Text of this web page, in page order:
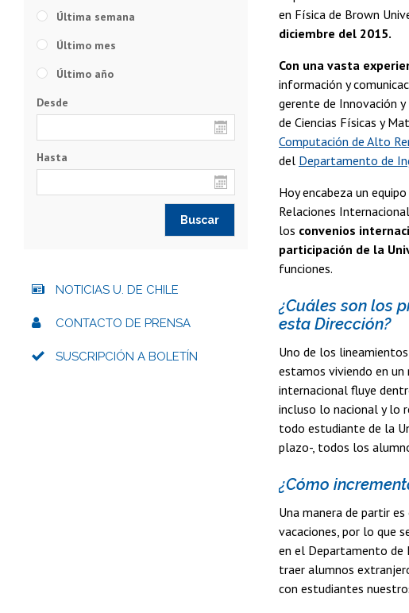
en Física de Brown
diciembre del 2015.
Con una vasta
información y
gerente de Innovación
de Ciencias Físicas y
Computación de Alto
del Departamento de
Hoy encabeza un
Relaciones
los convenios
participación de la
funciones.
¿Cuáles son los
esta Dirección?
Uno de los
estamos viviendo en
internacional fluye
incluso lo nacional y lo
todo estudiante de la
plazo-, todos los
¿Cómo
Una manera de partir
vacaciones, por lo que
en el Departamento de
traer alumnos
con estudiantes
Última semana
Último mes
Último año
Desde
Hasta
NOTICIAS U. DE CHILE
CONTACTO DE PRENSA
SUSCRIPCIÓN A BOLETÍN